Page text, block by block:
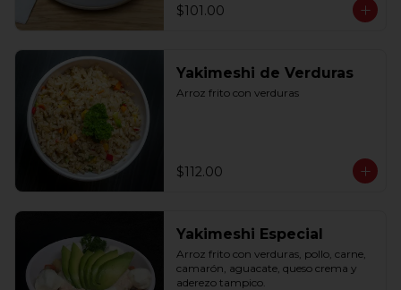
$101.00
Yakimeshi de Verduras
Arroz frito con verduras
$112.00
Yakimeshi Especial
Arroz frito con verduras, pollo, carne,
camarón, aguacate, queso crema y
aderezo tampico.